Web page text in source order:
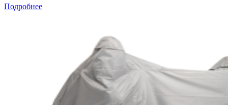
Подробнее